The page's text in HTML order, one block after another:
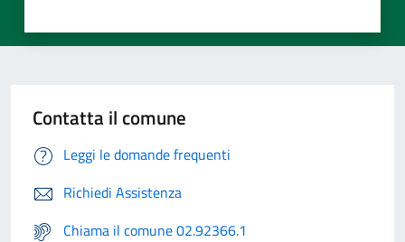
Contatta il comune
Leggi le domande frequenti
Richiedi Assistenza
Chiama il comune 02.92366.1